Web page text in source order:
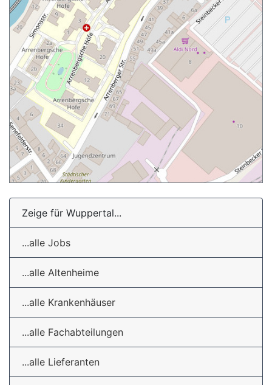
Zeige für Wuppertal...
...alle Jobs
...alle Altenheime
...alle Krankenhäuser
...alle Fachabteilungen
...alle Lieferanten